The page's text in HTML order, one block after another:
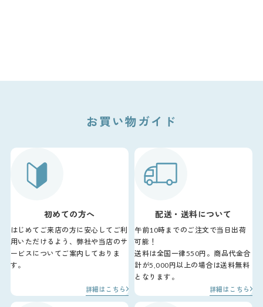
お買い物ガイド
初めての方へ
はじめてご来店の方に安心してご利
用いただけるよう、弊社や当店のサ
ービスについてご案内しておりま
す。
詳細はこちら
配送・送料について
午前10時までのご注文で当日出荷
可能！
送料は全国一律550円。商品代金合
計が5,000円以上の場合は送料無料
となります。
詳細はこちら